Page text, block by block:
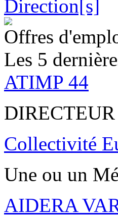
Offres
Les 5
ATIMP 44
Collectivité
Une ou un
AIDERA